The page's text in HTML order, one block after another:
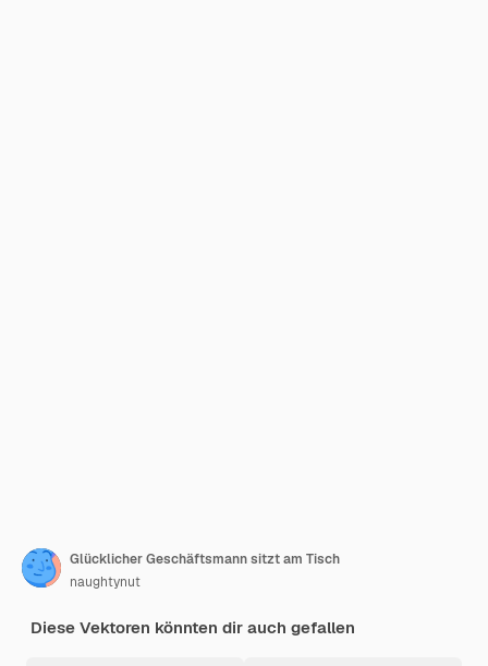
Glücklicher Geschäftsmann sitzt am Tisch
naughtynut
Diese Vektoren könnten dir auch gefallen